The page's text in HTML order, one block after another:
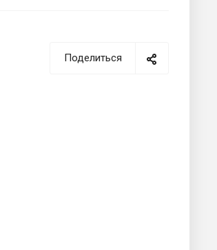
Поделиться